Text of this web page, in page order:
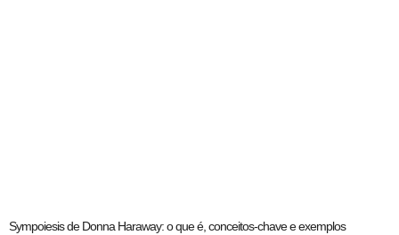
Sympoiesis de Donna Haraway: o que é, conceitos-chave e exemplos